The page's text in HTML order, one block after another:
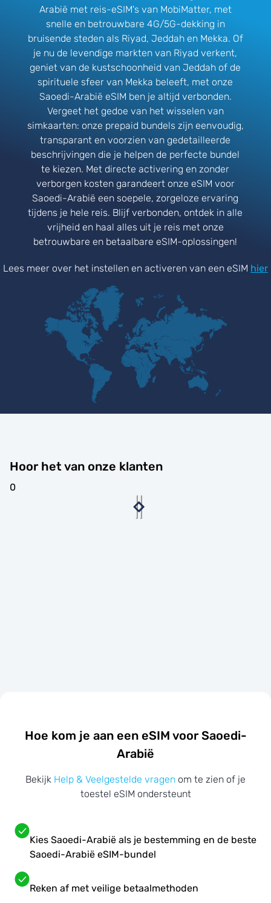
Arabië met reis-eSIM's van MobiMatter, met
snelle en betrouwbare 4G/5G-dekking in
bruisende steden als Riyad, Jeddah en Mekka. Of
je nu de levendige markten van Riyad verkent,
geniet van de kustschoonheid van Jeddah of de
spirituele sfeer van Mekka beleeft, met onze
Saoedi-Arabië eSIM ben je altijd verbonden.
Vergeet het gedoe van het wisselen van
simkaarten: onze prepaid bundels zijn eenvoudig,
transparant en voorzien van gedetailleerde
beschrijvingen die je helpen de perfecte bundel
te kiezen. Met directe activering en zonder
verborgen kosten garandeert onze eSIM voor
Saoedi-Arabië een soepele, zorgeloze ervaring
tijdens je hele reis. Blijf verbonden, ontdek in alle
vrijheid en haal alles uit je reis met onze
betrouwbare en betaalbare eSIM-oplossingen!
Lees meer over het instellen en activeren van een eSIM hier
Hoor het van onze klanten
0
Hoe kom je aan een eSIM voor Saoedi-
Arabië
Bekijk Help & Veelgestelde vragen om te zien of je
toestel eSIM ondersteunt
Kies Saoedi-Arabië als je bestemming en de beste
Saoedi-Arabië eSIM-bundel
Reken af met veilige betaalmethoden